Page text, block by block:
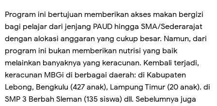
Program ini bertujuan memberikan akses makan bergizi
bagi pelajar dari jenjang PAUD hingga SMA/Sederarajat
dengan alokasi anggaran yang cukup besar. Namun, dari
program ini bukan memberikan nutrisi yang baik
melainkan banyaknya yang keracunan. Kembali terjadi,
keracunan MBGi di berbagai daerah: di Kabupaten
Lebong, Bengkulu (427 anak), Lampung Timur (20 anak). di
SMP 3 Berbah Sleman (135 siswa) dll. Sebelumnya juga